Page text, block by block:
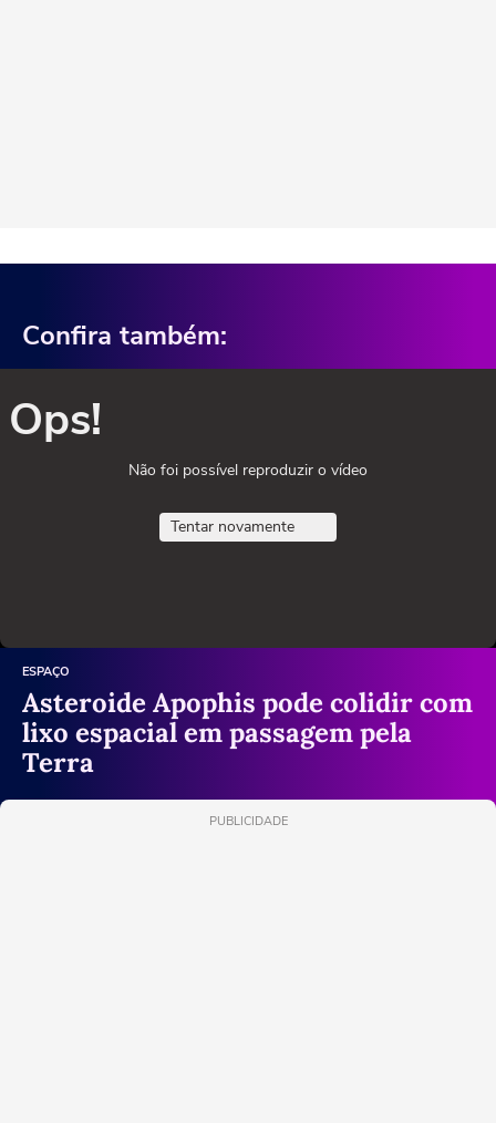
Confira também:
Ops!
Não foi possível reproduzir o vídeo
Tentar novamente
ESPAÇO
Asteroide Apophis pode colidir com
lixo espacial em passagem pela
Terra
PUBLICIDADE